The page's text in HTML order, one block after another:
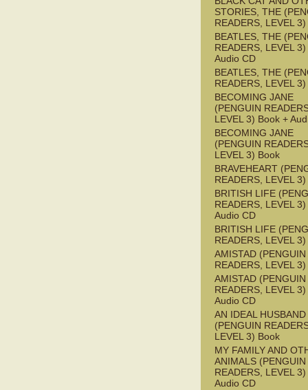
STORIES, THE
READERS, LEVEL
BEATLES, THE
READERS, LEVEL
Audio CD
BEATLES, THE
READERS, LEVEL
BECOMING JANE
(PENGUIN
LEVEL 3) Book +
BECOMING JANE
(PENGUIN
LEVEL 3) Book
BRAVEHEART
READERS, LEVEL
BRITISH LIFE
READERS, LEVEL
Audio CD
BRITISH LIFE
READERS, LEVEL
AMISTAD (PENGUIN
READERS, LEVEL
AMISTAD (PENGUIN
READERS, LEVEL
Audio CD
AN IDEAL HUSBAND
(PENGUIN
LEVEL 3) Book
MY FAMILY AND
ANIMALS (PENGUIN
READERS, LEVEL
Audio CD